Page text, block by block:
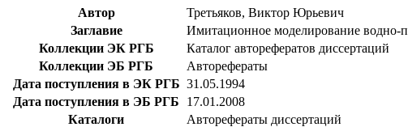
Автор
Третьяков, Виктор Юрьевич
Заглавие
Имитационное моделирование водно-
Коллекции ЭК РГБ
Каталог авторефератов диссертаций
Коллекции ЭБ РГБ
Авторефераты
Дата поступления в ЭК РГБ 31.05.1994
Дата поступления в ЭБ РГБ
17.01.2008
Каталоги
Авторефераты диссертаций